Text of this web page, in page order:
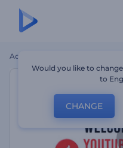
Accueil
Would you like to
to
CHANGE